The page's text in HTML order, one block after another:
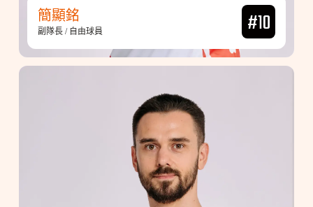
簡顯銘
副隊長 / 自由球員 #10